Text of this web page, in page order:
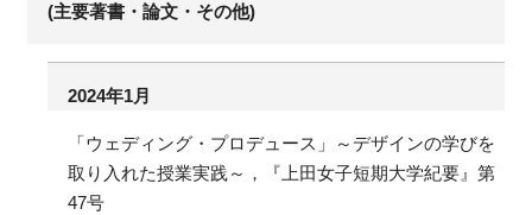
(主要著書・論文・その他)
2024年1月
「ウェディング・プロデュース」～デザインの学びを
取り入れた授業実践～，『上田女子短期大学紀要』第
47号